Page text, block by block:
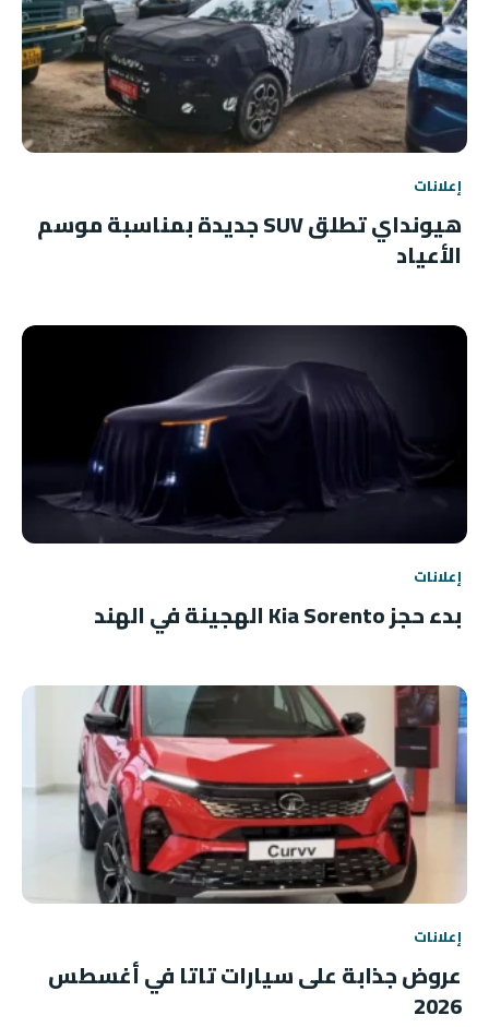
إعلانات
هيونداي تطلق SUV جديدة بمناسبة موسم
الأعياد
إعلانات
بدء حجز Kia Sorento الهجينة في الهند
إعلانات
عروض جذابة على سيارات تاتا في أغسطس
2026